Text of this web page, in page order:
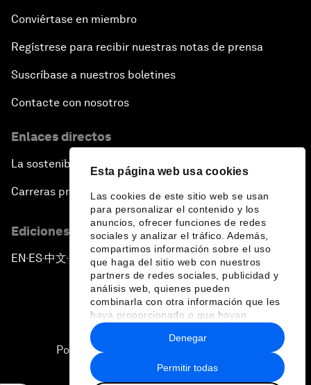
Esta página web usa cookies
Las cookies de este sitio web se usan
para personalizar el contenido y los
anuncios, ofrecer funciones de redes
sociales y analizar el tráfico. Además,
compartimos información sobre el uso
que haga del sitio web con nuestros
partners de redes sociales, publicidad y
análisis web, quienes pueden
combinarla con otra información que les
haya proporcionado o que hayan
recopilado a partir del uso que haya
hecho de sus servicios.
Permitir todas
Denegar
Conviértase en miembro
Regístrese para recibir nuestras notas de prensa
Suscríbase a nuestros boletines
Contacte con nosotros
Enlaces directos
La sostenibilidad en el Foro
Carreras profesionales
Ediciones en otros idiomas
EN ▪ES▪中文▪ 日本語
Política de privacidad y normas de uso
Sitemap